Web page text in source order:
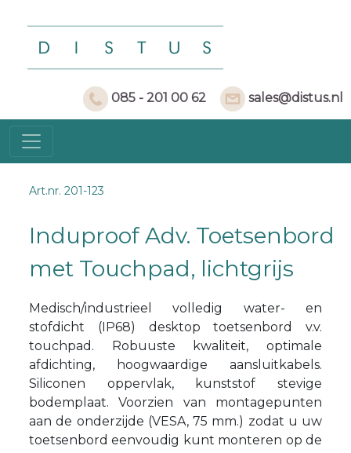
sales@distus.nl
085 - 201 00 62
Art.nr. 201-123
Induproof Adv. Toetsenbord
met Touchpad, lichtgrijs
Medisch/industrieel volledig water- en
stofdicht (IP68) desktop toetsenbord v.v.
touchpad. Robuuste kwaliteit, optimale
afdichting, hoogwaardige aansluitkabels.
Siliconen oppervlak, kunststof stevige
bodemplaat. Voorzien van montagepunten
aan de onderzijde (VESA, 75 mm.) zodat u uw
toetsenbord eenvoudig kunt monteren op de